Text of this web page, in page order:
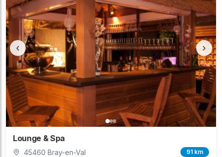
‹ ›
Lounge & Spa
45460 Bray-en-Val 91 km